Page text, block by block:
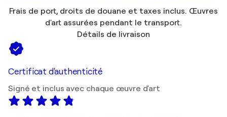
Frais de port, droits de douane et taxes inclus. Œuvres
d'art assurées pendant le transport.
Détails de livraison
Certificat d'authenticité
Signé et inclus avec chaque œuvre d'art